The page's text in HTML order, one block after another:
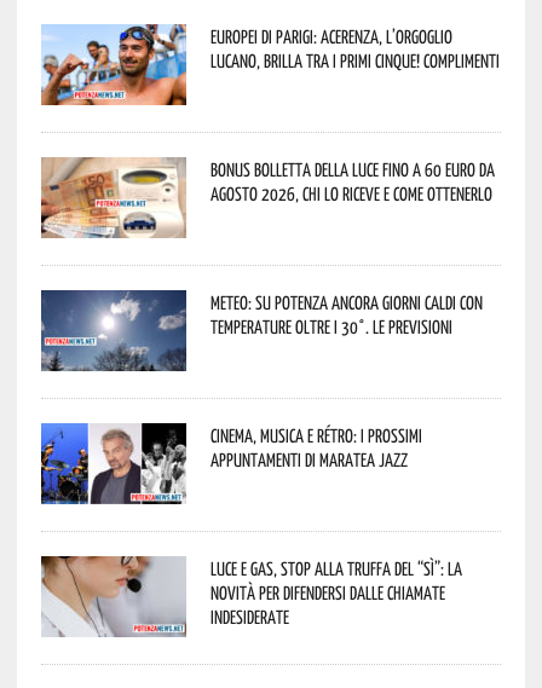
Europei di Parigi: Acerenza, l’orgoglio
lucano, brilla tra i primi cinque! Complimenti
Bonus bolletta della luce fino a 60 euro da
agosto 2026, chi lo riceve e come ottenerlo
Meteo: su Potenza ancora giorni caldi con
temperature oltre i 30°. Le previsioni
Cinema, musica e rétro: i prossimi
appuntamenti di Maratea Jazz
Luce e gas, stop alla truffa del “Sì”: la
novità per difendersi dalle chiamate
indesiderate